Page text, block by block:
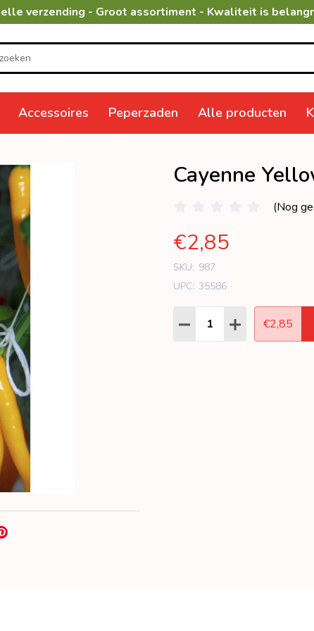
verzending - Groot assortiment - Kwaliteit is
Accessoires Peperzaden Alle producten
Cayenne
(Nog
€2,85
SKU: 987
UPC: 35586
Aantal:
HOEVEELHEIDHOEVEELHEID
€2,85